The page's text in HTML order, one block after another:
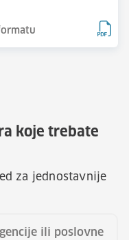
koje trebate
za jednostavnije
ili poslovne